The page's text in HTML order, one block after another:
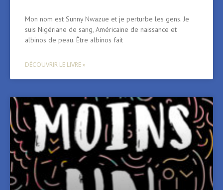
Mon nom est Sunny Nwazue et je perturbe les gens. Je
suis Nigériane de sang, Américaine de naissance et
albinos de peau. Être albinos fait
DÉCOUVRIR LE LIVRE »